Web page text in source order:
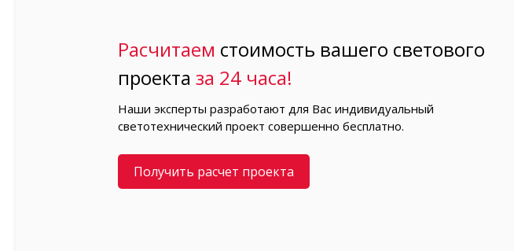
Расчитаем стоимость вашего светового
проектаза 24 часа!
Наши эксперты разработают для Вас индивидуальный
светотехнический проект совершенно бесплатно.
Получить расчет проекта